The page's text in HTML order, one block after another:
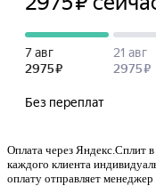
Оплата через Яндекс.Сплит в
каждого клиента
оплату отправляет